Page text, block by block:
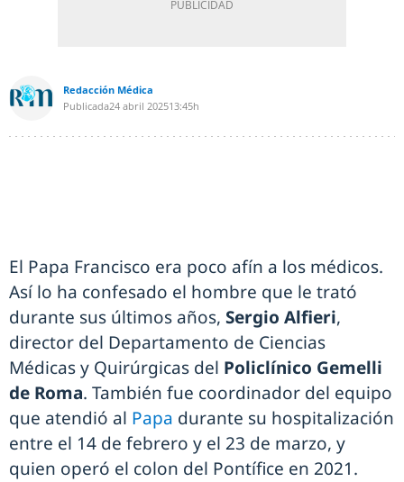
Redacción Médica
Publicada24 abril 202513:45h
El Papa Francisco era poco afín a los médicos.
Así lo ha confesado el hombre que le trató
durante sus últimos años, Sergio Alfieri,
director del Departamento de Ciencias
Médicas y Quirúrgicas del Policlínico Gemelli
de Roma. También fue coordinador del equipo
que atendió al Papa durante su hospitalización
entre el 14 de febrero y el 23 de marzo, y
quien operó el colon del Pontífice en 2021.